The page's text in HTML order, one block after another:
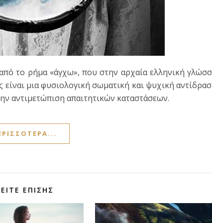
το ρήμα «άγχω», που στην αρχαία ελληνική
μια φυσιολογική σωματική και ψυχική
αντιμετώπιση απαιτητικών καταστάσεων.
ΕΠΊΣΗΣ